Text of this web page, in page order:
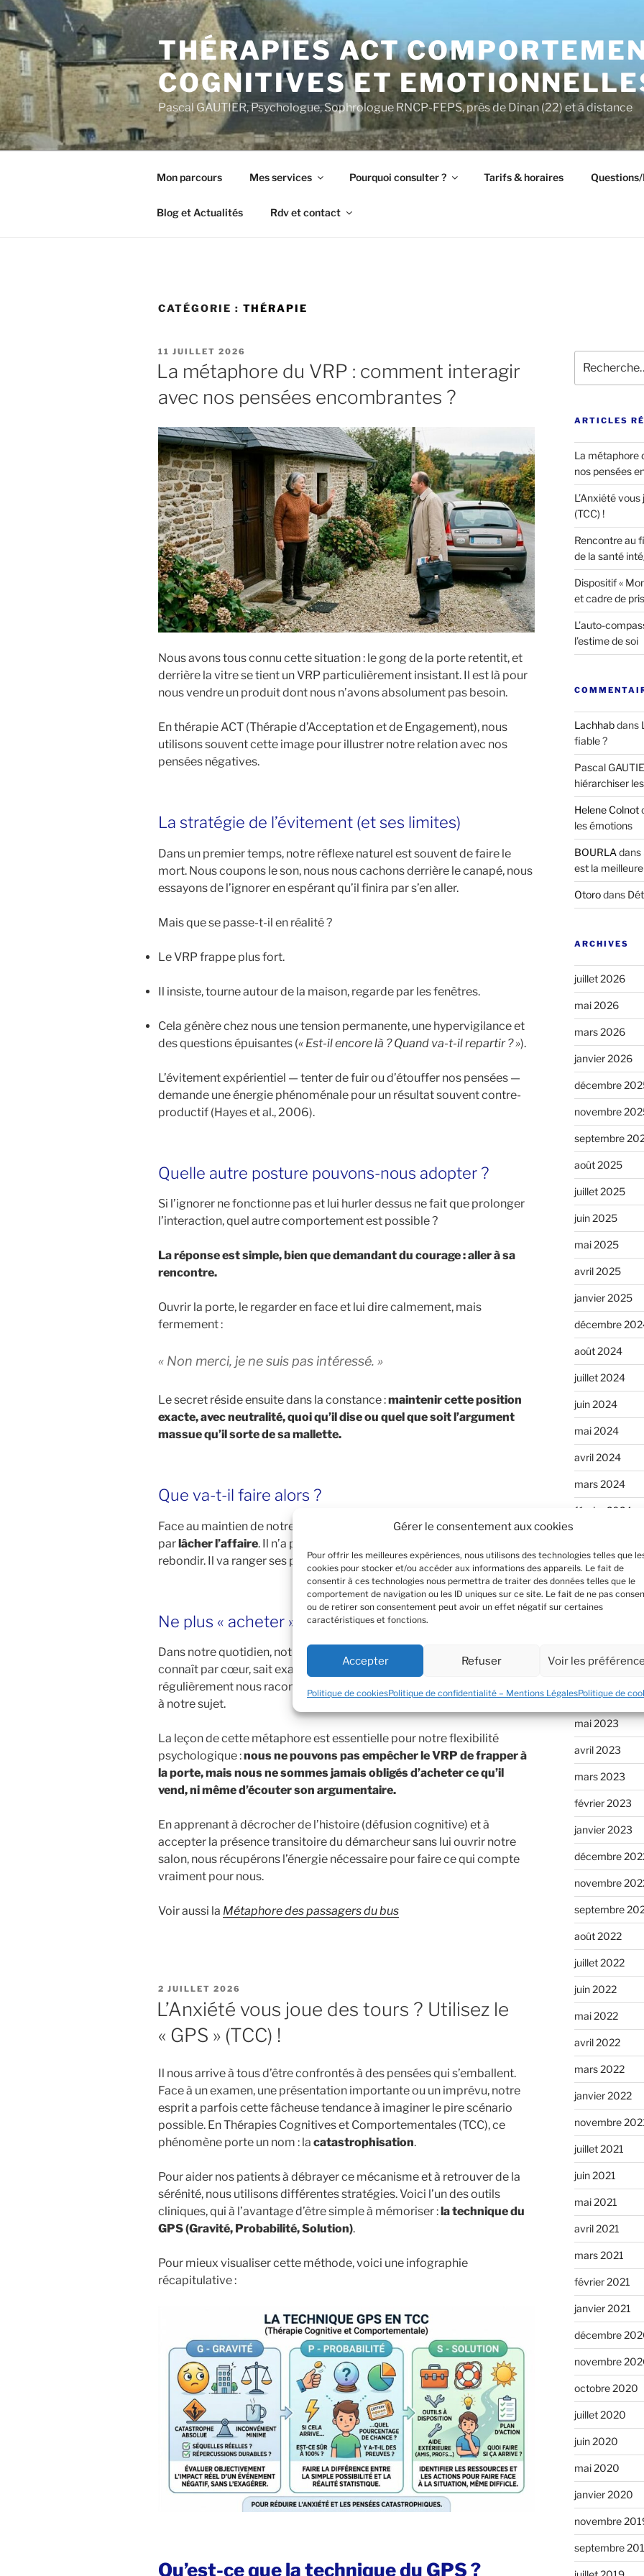
Gérer le consentement aux cookies
Pour offrir les meilleures expériences, nous utilisons des technologies telles que
cookies pour stocker et/ou accéder aux informations des appareils. Le fait de
consentir à ces technologies nous permettra de traiter des données telles que le
comportement de navigation ou les ID uniques sur ce site. Le fait de ne pas
ou de retirer son consentement peut avoir un effet négatif sur certaines
caractéristiques et fonctions.
Accepter Refuser Voir les
Politique de cookiesPolitique de confidentialité – Mentions LégalesPolitique de
Aller
au
contenu
principal
THÉRAPIES ACT
COGNITIVES ET
Pascal GAUTIER, Psychologue, Sophrologue RNCP-FEPS, près de Dinan (22) et à distance
Mon parcours Mes services Pourquoi consulter ? Tarifs & horaires Questions/
Blog et Actualités Rdv et contact
CATÉGORIE : THÉRAPIE
PUBLIÉ
LE
11 JUILLET 2026
La métaphore du VRP : comment interagir
avec nos pensées encombrantes ?
Nous avons tous connu cette situation : le gong de la porte retentit, et
derrière la vitre se tient un VRP particulièrement insistant. Il est là pour
nous vendre un produit dont nous n’avons absolument pas besoin.
En thérapie ACT (Thérapie d’Acceptation et de Engagement), nous
utilisons souvent cette image pour illustrer notre relation avec nos
pensées négatives.
La stratégie de l’évitement (et ses limites)
Dans un premier temps, notre réflexe naturel est souvent de faire le
mort. Nous coupons le son, nous nous cachons derrière le canapé, nous
essayons de l’ignorer en espérant qu’il finira par s’en aller.
Mais que se passe-t-il en réalité ?
Le VRP frappe plus fort.
Il insiste, tourne autour de la maison, regarde par les fenêtres.
Cela génère chez nous une tension permanente, une hypervigilance et
des questions épuisantes (« Est-il encore là ? Quand va-t-il repartir ? »).
L’évitement expérientiel — tenter de fuir ou d’étouffer nos pensées —
demande une énergie phénoménale pour un résultat souvent contre-
productif (Hayes et al., 2006).
Quelle autre posture pouvons-nous adopter ?
Si l’ignorer ne fonctionne pas et lui hurler dessus ne fait que prolonger
l’interaction, quel autre comportement est possible ?
La réponse est simple, bien que demandant du courage : aller à sa
rencontre.
Ouvrir la porte, le regarder en face et lui dire calmement, mais
fermement :
« Non merci, je ne suis pas intéressé. »
Le secret réside ensuite dans la constance :maintenir cette position
exacte, avec neutralité, quoi qu’il dise ou quel que soit l’argument
massue qu’il sorte de sa mallette.
Que va-t-il faire alors ?
Face au maintien de notre refus tranquille et inflexible, le VRP va finir
parlâcher l’affaire. Il n’a plus de prise, plus de dialogue sur lequel
rebondir. Il va ranger ses prospectus et passer à la maison suivante.
Ne plus « acheter » nos pensées
Dans notre quotidien, notre esprit est ce VRP hyper-performant. Il nous
connaît par cœur, sait exactement sur quels boutons appuyer et revient
régulièrement nous raconter des histoires désagréables ou anxiogènes
à notre sujet.
La leçon de cette métaphore est essentielle pour notre flexibilité
psychologique :nous ne pouvons pas empêcher le VRP de frapper à
la porte, mais nous ne sommes jamais obligés d’acheter ce qu’il
vend, ni même d’écouter son argumentaire.
En apprenant à décrocher de l’histoire (défusion cognitive) et à
accepter la présence transitoire du démarcheur sans lui ouvrir notre
salon, nous récupérons l’énergie nécessaire pour faire ce qui compte
vraiment pour nous.
Voir aussi la Métaphore des passagers du bus
PUBLIÉ
LE
2 JUILLET 2026
L’Anxiété vous joue des tours ? Utilisez le
« GPS » (TCC) !
Il nous arrive à tous d’être confrontés à des pensées qui s’emballent.
Face à un examen, une présentation importante ou un imprévu, notre
esprit a parfois cette fâcheuse tendance à imaginer le pire scénario
possible. En Thérapies Cognitives et Comportementales (TCC), ce
phénomène porte un nom : la catastrophisation.
Pour aider nos patients à débrayer ce mécanisme et à retrouver de la
sérénité, nous utilisons différentes stratégies. Voici l’un des outils
cliniques, qui à l’avantage d’être simple à mémoriser :la technique du
GPS (Gravité, Probabilité, Solution).
Pour mieux visualiser cette méthode, voici une infographie
récapitulative :
Qu’est-ce que la technique du GPS ?
pour
:
ARTICLES
La métaphore
nos pensées
L’Anxiété
(TCC) !
Rencontre au
de la santé
Dispositif «
et cadre de
L’auto-
l’estime de soi
Lachhabdans
fiable ?
Pascal
hiérarchiser
Helene Colnot
les émotions
BOURLAdans
est la
Otorodans
ARCHIVES
juillet 2026
mai 2026
mars 2026
janvier 2026
décembre
novembre
septembre
août 2025
juillet 2025
juin 2025
mai 2025
avril 2025
janvier 2025
décembre
août 2024
juillet 2024
juin 2024
mai 2024
avril 2024
mars 2024
février 2024
décembre 2023
novembre
juillet 2023
juin 2023
mai 2023
avril 2023
mars 2023
février 2023
janvier 2023
décembre
novembre
septembre
août 2022
juillet 2022
juin 2022
mai 2022
avril 2022
mars 2022
janvier 2022
novembre
juillet 2021
juin 2021
mai 2021
avril 2021
mars 2021
février 2021
janvier 2021
décembre
novembre
octobre 2020
juillet 2020
juin 2020
mai 2020
janvier 2020
novembre
septembre